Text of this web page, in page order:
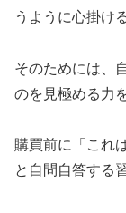
うように心掛け
そのためには、
のを見極める力
購買前に「これ
と自問自答する